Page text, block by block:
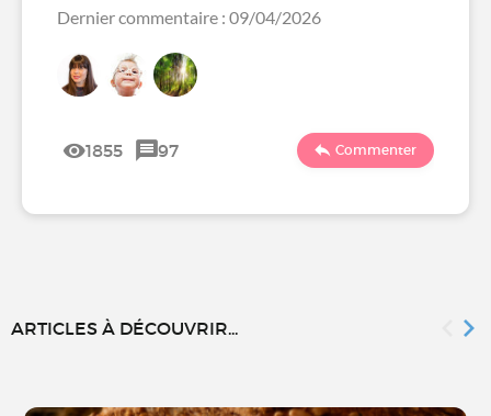
Dernier commentaire : 09/04/2026
1855 97 Commenter
ARTICLES À DÉCOUVRIR...